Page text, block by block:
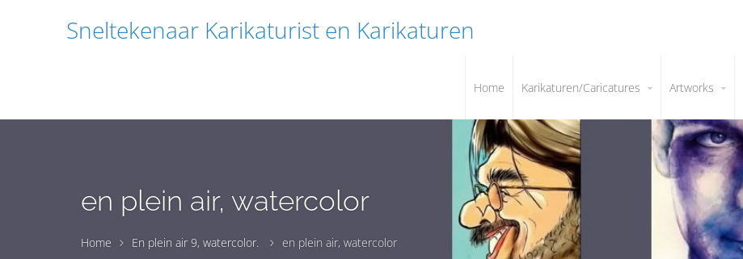
Sneltekenaar Karikaturist en Karikaturen
Home Karikaturen/Caricatures Artworks
en plein air, watercolor
Home En plein air 9, watercolor. en plein air, watercolor